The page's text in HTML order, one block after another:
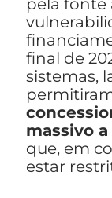
pela fonte
final de
sistemas,
massivo
que, em
estar